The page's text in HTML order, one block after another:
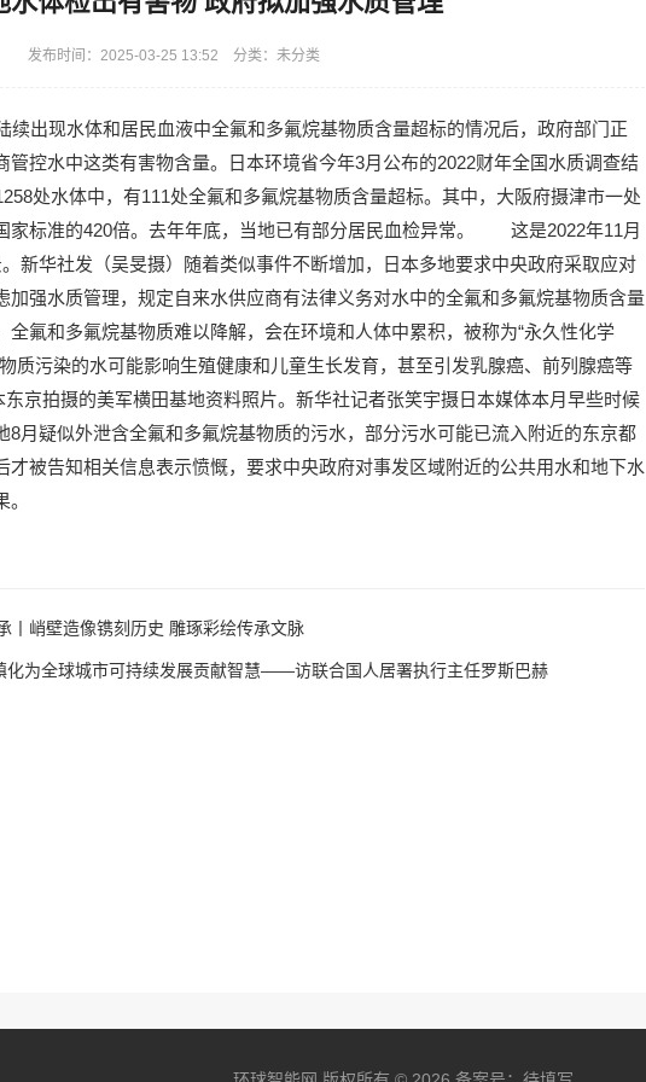
发布时间：2025-03-25 13:52 分类：未分类
续出现水体和居民血液中全氟和多氟烷基物质含量超标的情况后，政府部门正
控水中这类有害物含量。日本环境省今年3月公布的2022财年全国水质调查结
处水体中，有111处全氟和多氟烷基物质含量超标。其中，大阪府摄津市一处
家标准的420倍。去年年底，当地已有部分居民血检异常。 这是2022年11月
新华社发（吴旻摄）随着类似事件不断增加，日本多地要求中央政府采取应对
加强水质管理，规定自来水供应商有法律义务对水中的全氟和多氟烷基物质含量
氟和多氟烷基物质难以降解，会在环境和人体中累积，被称为“永久性化学
质污染的水可能影响生殖健康和儿童生长发育，甚至引发乳腺癌、前列腺癌等
拍摄的美军横田基地资料照片。新华社记者张笑宇摄日本媒体本月早些时候
8月疑似外泄含全氟和多氟烷基物质的污水，部分污水可能已流入附近的东京都
被告知相关信息表示愤慨，要求中央政府对事发区域附近的公共用水和地下水
丨峭壁造像镌刻历史 雕琢彩绘传承文脉
化为全球城市可持续发展贡献智慧——访联合国人居署执行主任罗斯巴赫